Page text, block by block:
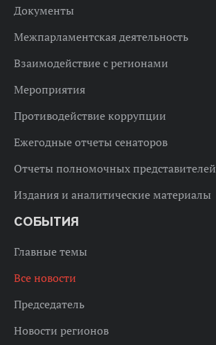
Документы
Межпарламентская деятельность
Взаимодействие с регионами
Мероприятия
Противодействие коррупции
Ежегодные отчеты сенаторов
Отчеты полномочных представителей
Издания и аналитические материалы
СОБЫТИЯ
Главные темы
Все новости
Председатель
Новости регионов